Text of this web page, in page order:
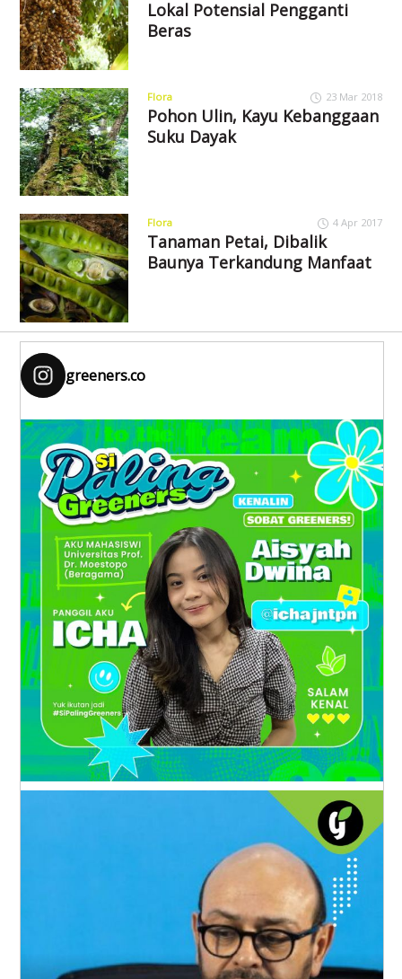
Lokal Potensial Pengganti
Beras
Flora 23 Mar 2018
Pohon Ulin, Kayu Kebanggaan
Suku Dayak
Flora 4 Apr 2017
Tanaman Petai, Dibalik
Baunya Terkandung Manfaat
greeners.co